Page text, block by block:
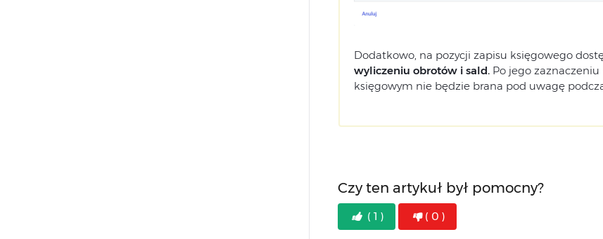
Dodatkowo, na pozycji zapisu księgowego
wyliczeniu obrotów i sald.Po jego
księgowym nie będzie brana pod uwagę
Czy ten artykuł był pomocny?
( 1 ) ( 0 )